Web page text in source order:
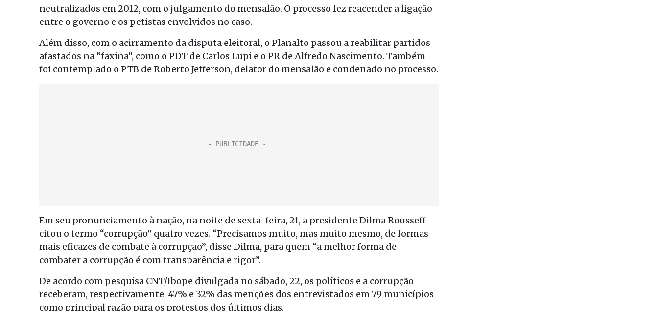
neutralizados em 2012, com o julgamento do mensalão. O processo fez reacender a ligação
entre o governo e os petistas envolvidos no caso.
Além disso, com o acirramento da disputa eleitoral, o Planalto passou a reabilitar partidos
afastados na “faxina”, como o PDT de Carlos Lupi e o PR de Alfredo Nascimento. Também
foi contemplado o PTB de Roberto Jefferson, delator do mensalão e condenado no processo.
Em seu pronunciamento à nação, na noite de sexta-feira, 21, a presidente Dilma Rousseff
citou o termo “corrupção” quatro vezes. “Precisamos muito, mas muito mesmo, de formas
mais eficazes de combate à corrupção”, disse Dilma, para quem “a melhor forma de
combater a corrupção é com transparência e rigor”.
De acordo com pesquisa CNT/Ibope divulgada no sábado, 22, os políticos e a corrupção
receberam, respectivamente, 47% e 32% das menções dos entrevistados em 79 municípios
como principal razão para os protestos dos últimos dias.